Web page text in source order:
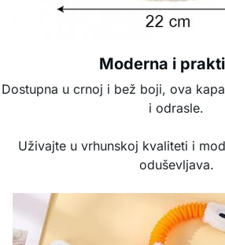
Moderna i
Dostupna u crnoj i bež boji, ova
i odrasle.
Uživajte u vrhunskoj kvaliteti i
oduševljava.